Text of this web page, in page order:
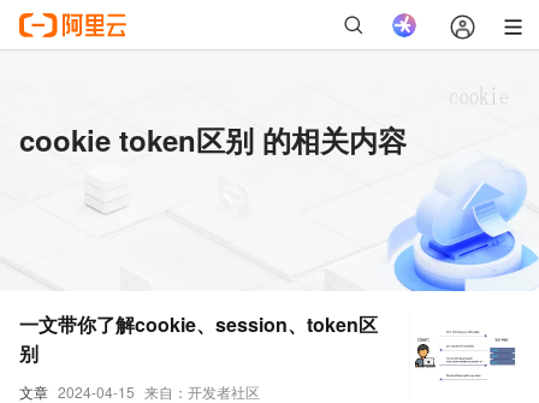
cookie token区别 的相关内容
文章 2024-04-15 来自：开发者社区
一文带你了解cookie、session、token区
别